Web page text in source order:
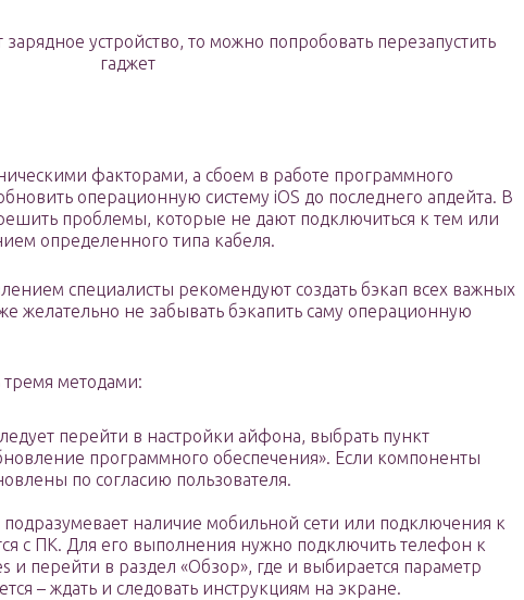
устройство, то можно попробовать перезапустить
гаджет
факторами, а сбоем в работе программного
операционную систему iOS до последнего апдейта. В
проблемы, которые не дают подключиться к тем или
определенного типа кабеля.
специалисты рекомендуют создать бэкап всех важных
желательно не забывать бэкапить саму операционную
методами:
перейти в настройки айфона, выбрать пункт
программного обеспечения». Если компоненты
по согласию пользователя.
подразумевает наличие мобильной сети или подключения к
с ПК. Для его выполнения нужно подключить телефон к
и перейти в раздел «Обзор», где и выбирается параметр
– ждать и следовать инструкциям на экране.